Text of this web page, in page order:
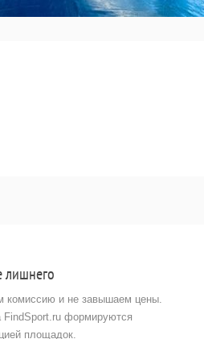
лишнего
комиссию и не завышаем цены.
FindSport.ru формируются
площадок.